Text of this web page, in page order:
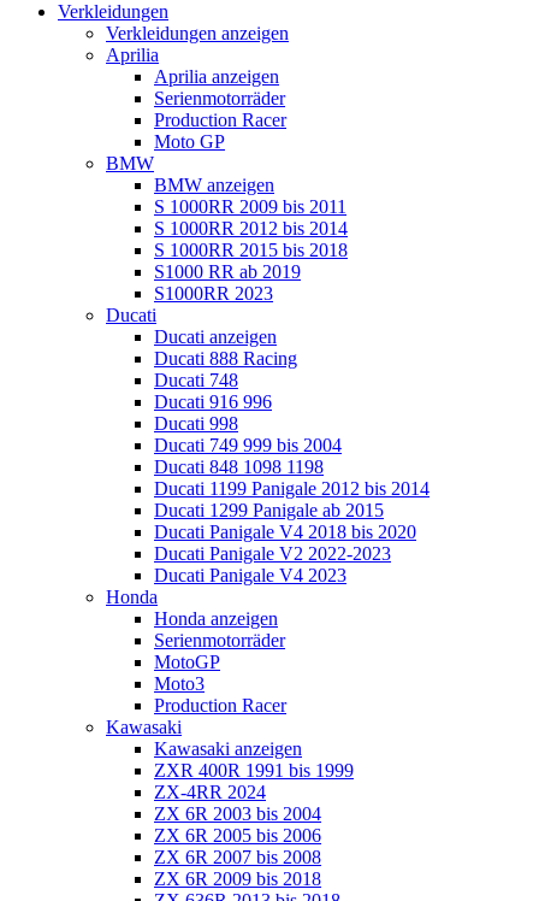
Verkleidungen
Verkleidungen anzeigen
Aprilia
Aprilia anzeigen
Serienmotorräder
Production Racer
Moto GP
BMW
BMW anzeigen
S 1000RR 2009 bis 2011
S 1000RR 2012 bis 2014
S 1000RR 2015 bis 2018
S1000 RR ab 2019
S1000RR 2023
Ducati
Ducati anzeigen
Ducati 888 Racing
Ducati 748
Ducati 916 996
Ducati 998
Ducati 749 999 bis 2004
Ducati 848 1098 1198
Ducati 1199 Panigale 2012 bis 2014
Ducati 1299 Panigale ab 2015
Ducati Panigale V4 2018 bis 2020
Ducati Panigale V2 2022-2023
Ducati Panigale V4 2023
Honda
Honda anzeigen
Serienmotorräder
MotoGP
Moto3
Production Racer
Kawasaki
Kawasaki anzeigen
ZXR 400R 1991 bis 1999
ZX-4RR 2024
ZX 6R 2003 bis 2004
ZX 6R 2005 bis 2006
ZX 6R 2007 bis 2008
ZX 6R 2009 bis 2018